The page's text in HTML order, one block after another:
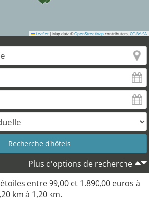
Leaflet | Map data © OpenStreetMap contributors, CC-BY-SA
Plus d'options de recherche
étoiles entre99,00 et 1.890,00 euros à
km à 1,20 km.